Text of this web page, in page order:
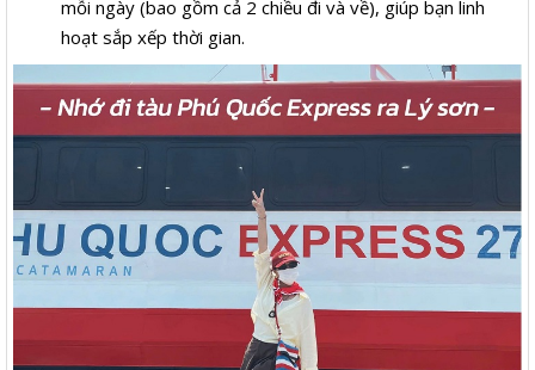
mỗi ngày (bao gồm cả 2 chiều đi và về), giúp bạn linh
hoạt sắp xếp thời gian.